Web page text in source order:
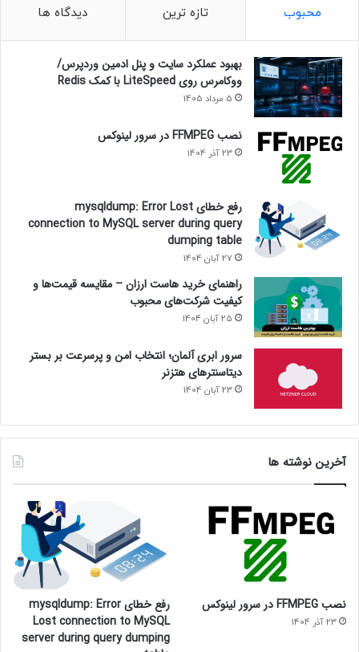
محبوب تازه ترین دیدگاه ها
بهبود عملکرد سایت و پنل ادمین وردپرس/
ووکامرس روی LiteSpeed با کمک Redis
5 مرداد 1405
نصب FFMPEG در سرور لینوکس
23 آذر 1404
رفع خطای mysqldump: Error Lost
connection to MySQL server during query
dumping table
27 آبان 1404
راهنمای خرید هاست ارزان – مقایسه قیمت‌ها و
کیفیت شرکت‌های محبوب
25 آبان 1404
سرور ابری آلمان؛ انتخاب امن و پرسرعت بر بستر
دیتاسنترهای هتزنر
23 آبان 1404
آخرین نوشته ها
نصب FFMPEG در سرور لینوکس
23 آذر 1404
رفع خطای mysqldump: Error
Lost connection to MySQL
server during query dumping